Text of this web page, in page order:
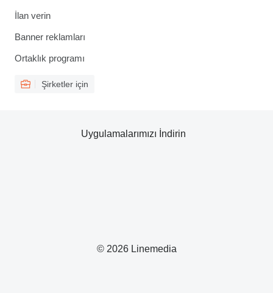
İlan verin
Banner reklamları
Ortaklık programı
Şirketler için
© 2026 Linemedia
Uygulamalarımızı İndirin